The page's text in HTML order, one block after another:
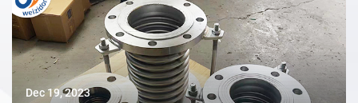
Dec 19, 2023